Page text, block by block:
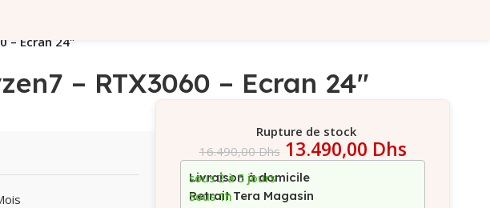
– Ecran 24″
– RTX3060 – Ecran 24″
Rupture de stock
16.490,00Dhs 13.490,00 Dhs
Livraison à domicile
sous 2 à 5 jours
Retrait Tera Magasin
Sous 1h